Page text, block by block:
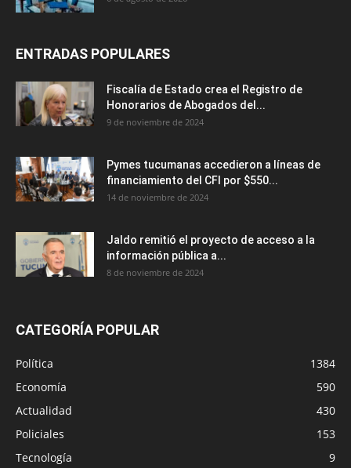
ENTRADAS POPULARES
Fiscalía de Estado crea el Registro de
Honorarios de Abogados del...
9 de noviembre de 2024
Pymes tucumanas accedieron a líneas de
financiamiento del CFI por $550...
14 de noviembre de 2024
Jaldo remitió el proyecto de acceso a la
información pública a...
8 de noviembre de 2024
CATEGORÍA POPULAR
Política
1384
Economía
590
Actualidad
430
Policiales
153
Tecnología
9